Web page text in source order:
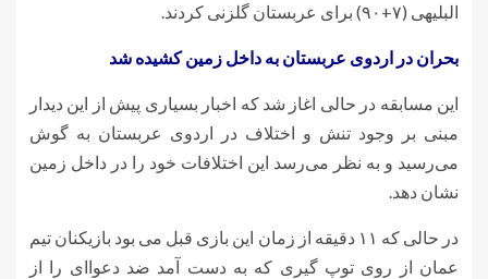
البلیهی (۷+۹۰) برای عربستان گلزنی کردند.
بحران در اردوی عربستان به داخل زمین کشیده شد
این مسابقه در حالی اغاز شد که اخبار بسیاری پیش از این دیدار
مبنی بر وجود تنش و اختلاف در اردوی عربستان به گوش
می‌رسید و به نظر می‌رسد این اختلافات خود را در داخل زمین
نشان دهد.
در حالی که ۱۱ دقیقه از زمان این بازی قبل می بود بازیکنان تیم
عمان از روی توپ گیری که به دست آمد ضد دعوا‌ای را از